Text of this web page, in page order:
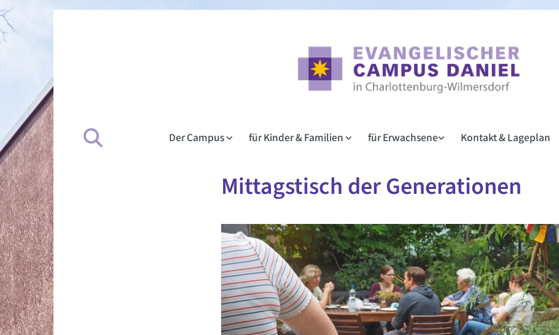
Der Campus für Kinder & Familien für Erwachsene Kontakt & Lageplan
Mittagstisch der Generationen